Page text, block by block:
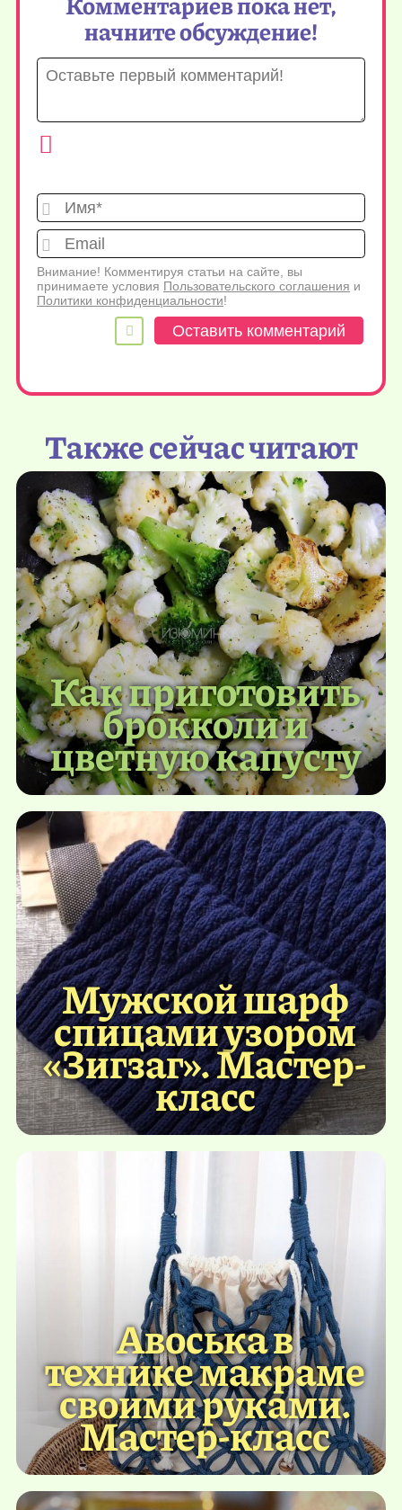
начните обсуждение!
Имя*
Внимание! Комментируя статьи на сайте, вы
принимаете условия Пользовательского соглашения и
Политики конфиденциальности!
Также сейчас читают
Как приготовить
брокколи и
цветную капусту
Мужской шарф
спицами узором
«Зигзаг». Мастер-
класс
Авоська в
технике макраме
своими руками.
Мастер-класс